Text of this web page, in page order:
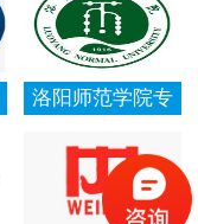
洛阳师范学院专